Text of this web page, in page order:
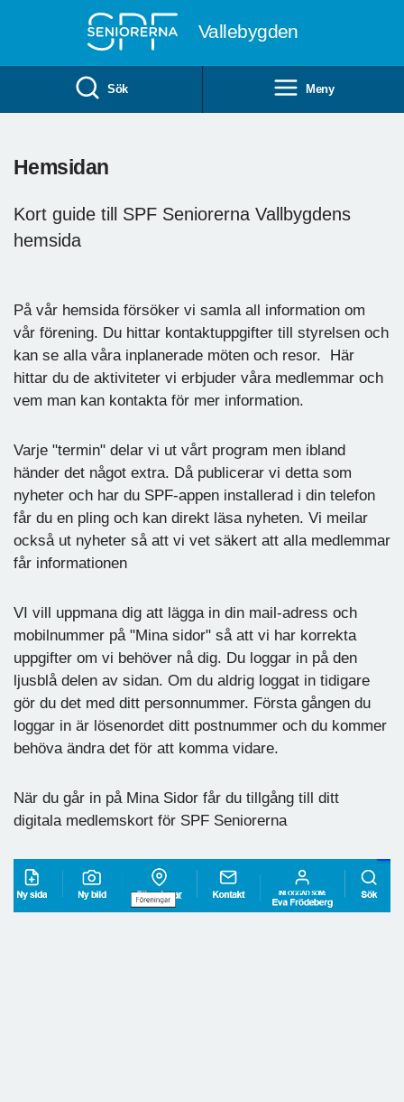
Vallebygden
Sök Meny
Hemsidan
Kort guide till SPF Seniorerna Vallbygdens
hemsida
På vår hemsida försöker vi samla all information om
vår förening. Du hittar kontaktuppgifter till styrelsen och
kan se alla våra inplanerade möten och resor. Här
hittar du de aktiviteter vi erbjuder våra medlemmar och
vem man kan kontakta för mer information.
Varje "termin" delar vi ut vårt program men ibland
händer det något extra. Då publicerar vi detta som
nyheter och har du SPF-appen installerad i din telefon
får du en pling och kan direkt läsa nyheten. Vi meilar
också ut nyheter så att vi vet säkert att alla medlemmar
får informationen
VI vill uppmana dig att lägga in din mail-adress och
mobilnummer på "Mina sidor" så att vi har korrekta
uppgifter om vi behöver nå dig. Du loggar in på den
ljusblå delen av sidan. Om du aldrig loggat in tidigare
gör du det med ditt personnummer. Första gången du
loggar in är lösenordet ditt postnummer och du kommer
behöva ändra det för att komma vidare.
När du går in på Mina Sidor får du tillgång till ditt
digitala medlemskort för SPF Seniorerna